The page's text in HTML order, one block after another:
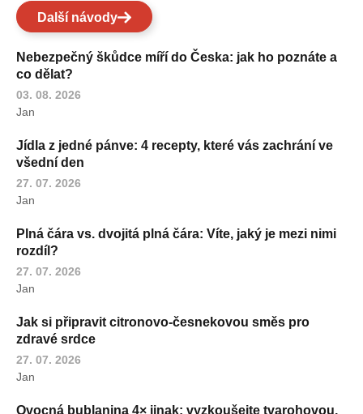
Další návody
Nebezpečný škůdce míří do Česka: jak ho poznáte a
co dělat?
03. 08. 2026
Jan
Jídla z jedné pánve: 4 recepty, které vás zachrání ve
všední den
27. 07. 2026
Jan
Plná čára vs. dvojitá plná čára: Víte, jaký je mezi nimi
rozdíl?
27. 07. 2026
Jan
Jak si připravit citronovo-česnekovou směs pro
zdravé srdce
27. 07. 2026
Jan
Ovocná bublanina 4× jinak: vyzkoušejte tvarohovou,